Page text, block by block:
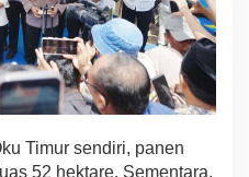
Timur sendiri, panen
52 hektare. Sementara,